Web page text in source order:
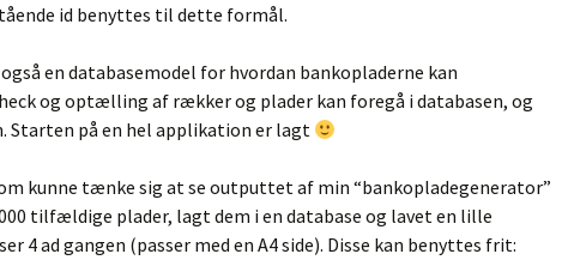
id benyttes til dette formål.
en databasemodel for hvordan bankopladerne kan
og optælling af rækker og plader kan foregå i databasen, og
Starten på en hel applikation er lagt
kunne tænke sig at se outputtet af min “bankopladegenerator”
tilfældige plader, lagt dem i en database og lavet en lille
4 ad gangen (passer med en A4 side). Disse kan benyttes frit: